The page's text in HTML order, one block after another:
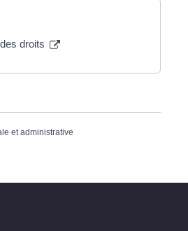
droits
et administrative